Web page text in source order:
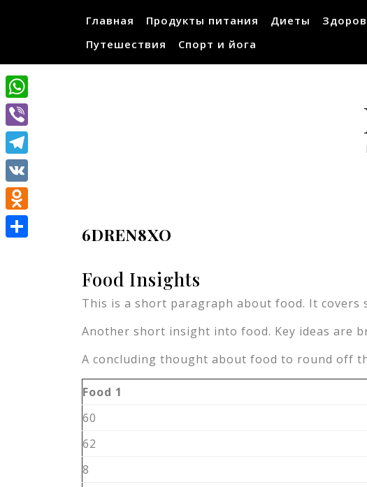
Главная Продукты питания Диеты
Путешествия
Спорт и йога
6DREN8XO
Food Insights
This is a short paragraph about food. It covers
Another short insight into food. Key ideas are
A concluding thought about food to round off
Food 1
60
62
8
WhatsApp
Viber
Telegram
VK
Odnoklassniki